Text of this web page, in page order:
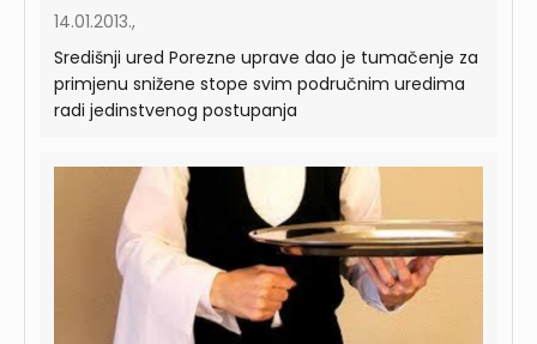
14.01.2013.,
Središnji ured Porezne uprave dao je tumačenje za
primjenu snižene stope svim područnim uredima
radi jedinstvenog postupanja